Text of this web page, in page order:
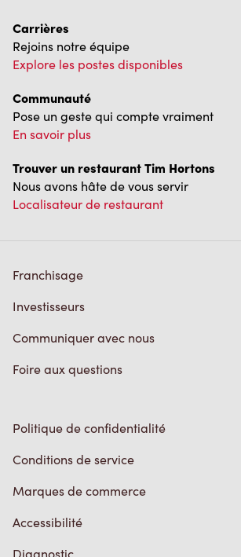
Carrières
Rejoins notre équipe
Explore les postes disponibles
Communauté
Pose un geste qui compte vraiment
En savoir plus
Trouver un restaurant Tim Hortons
Nous avons hâte de vous servir
Localisateur de restaurant
Franchisage
Investisseurs
Communiquer avec nous
Foire aux questions
Politique de confidentialité
Conditions de service
Marques de commerce
Accessibilité
Diagnostic